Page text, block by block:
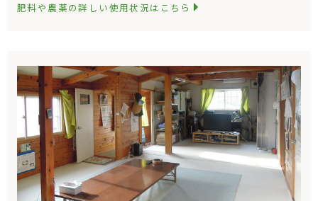
肥料や農薬の詳しい使用状況はこちら